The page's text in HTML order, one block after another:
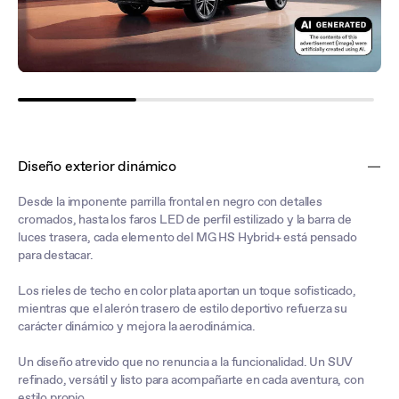
Diseño exterior dinámico
Desde la imponente parrilla frontal en negro con detalles
cromados, hasta los faros LED de perfil estilizado y la barra de
luces trasera, cada elemento del MG HS Hybrid+ está pensado
para destacar.
Los rieles de techo en color plata aportan un toque sofisticado,
mientras que el alerón trasero de estilo deportivo refuerza su
carácter dinámico y mejora la aerodinámica.
Un diseño atrevido que no renuncia a la funcionalidad. Un SUV
refinado, versátil y listo para acompañarte en cada aventura, con